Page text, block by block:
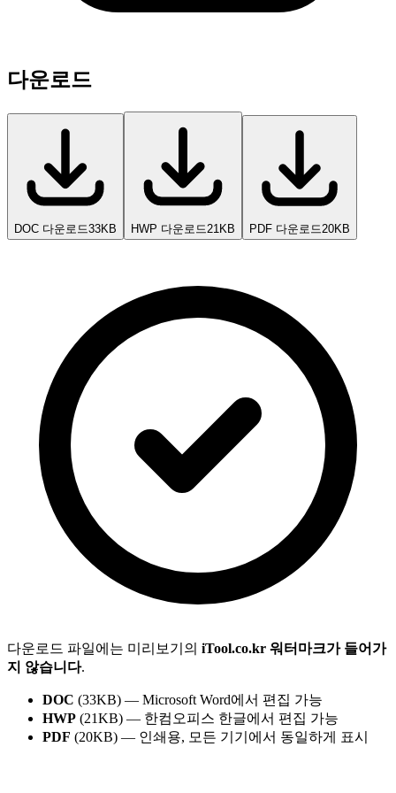
다운로드
DOC 다운로드33KB HWP 다운로드 21KB PDF 다운로드 20KB
다운로드 파일에는 미리보기의 iTool.co.kr 워터마크가 들어가
지 않습니다.
DOC (33KB) — Microsoft Word에서 편집 가능
HWP (21KB) — 한컴오피스 한글에서 편집 가능
PDF (20KB) — 인쇄용, 모든 기기에서 동일하게 표시